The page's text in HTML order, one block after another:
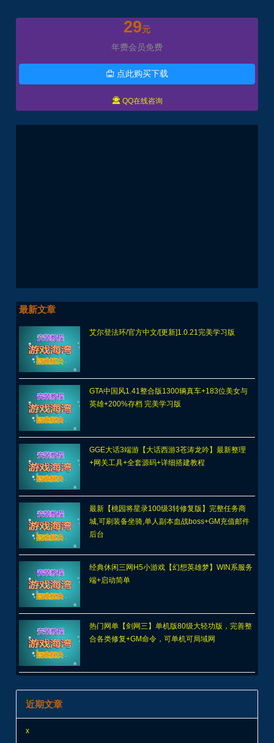
29元
年费会员免费
 点此购买下载
 QQ在线咨询
最新文章
艾尔登法环/官方中文/[更新]1.0.21完美学习版
GTA中国风1.41整合版1300辆真车+183位美女与
英雄+200%存档 完美学习版
GGE大话3端游【大话西游3苍涛龙吟】最新整理
+网关工具+全套源码+详细搭建教程
最新【桃园将星录100级3转修复版】完整任务商
城,可刷装备坐骑,单人副本血战boss+GM充值邮件
后台
经典休闲三网H5小游戏【幻想英雄梦】WIN系服务
端+启动简单
热门网单【剑网三】单机版80级大轻功版，完善整
合各类修复+GM命令，可单机可局域网
近期文章
x